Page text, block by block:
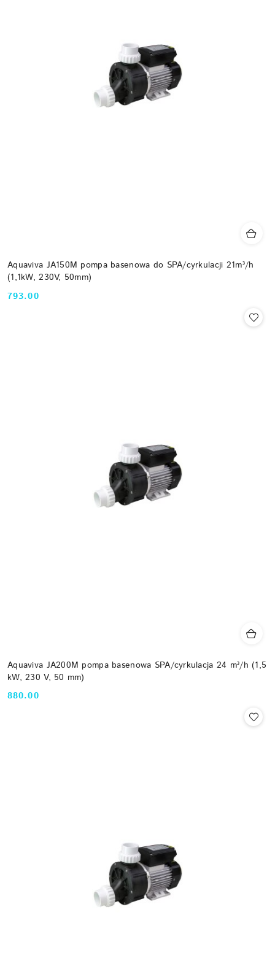
Aquaviva JA150M pompa basenowa do SPA/cyrkulacji 21m³/h
(1,1kW, 230V, 50mm)
Cena:
793.00
Aquaviva JA200M pompa basenowa SPA/cyrkulacja 24 m³/h (1,5
kW, 230 V, 50 mm)
Cena:
880.00